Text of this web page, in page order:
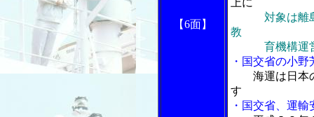
【6面】
上に
対象は離
教
育機構運営
・国交省の小
海運は日本
す
・国交省、運